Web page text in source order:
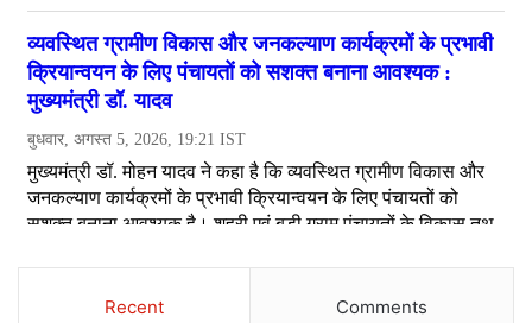
Recent Comments